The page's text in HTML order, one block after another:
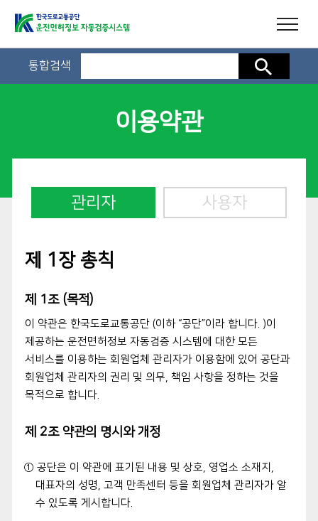
통합검색 검색
이용약관
관리자 사용자
제 1장 총칙
제 1조 (목적)
이 약관은 한국도로교통공단 (이하 “공단”이라 합니다. )이
제공하는 운전면허정보 자동검증 시스템에 대한 모든
서비스를 이용하는 회원업체 관리자가 이용함에 있어 공단과
회원업체 관리자의 권리 및 의무, 책임 사항을 정하는 것을
목적으로 합니다.
제 2조 약관의 명시와 개정
① 공단은 이 약관에 표기된 내용 및 상호, 영업소 소재지,
대표자의 성명, 고객 만족센터 등을 회원업체 관리자가 알
수 있도록 게시합니다.